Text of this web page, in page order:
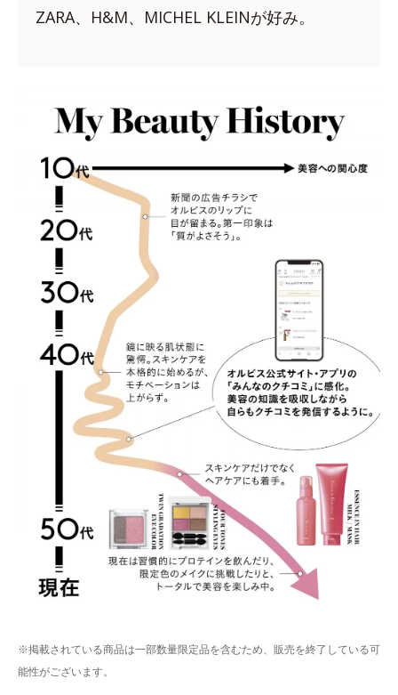
ZARA、H&M、MICHEL KLEINが好み。
※掲載されている商品は一部数量限定品を含むため、販売を終了している可
能性がございます。